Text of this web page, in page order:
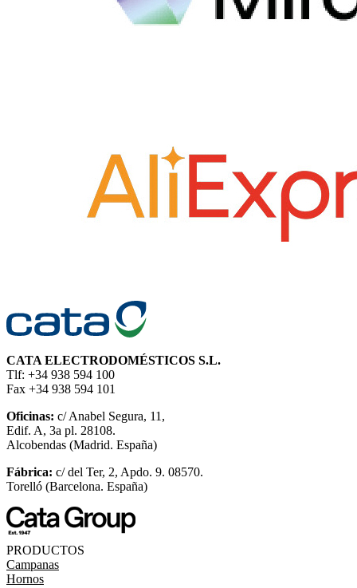
CATA ELECTRODOMÉSTICOS S.L.
Tlf: +34 938 594 100
Fax +34 938 594 101
Oficinas: c/ Anabel Segura, 11,
Edif. A, 3a pl. 28108.
Alcobendas (Madrid. España)
Fábrica: c/ del Ter, 2, Apdo. 9. 08570.
Torelló (Barcelona. España)
PRODUCTOS
Campanas
Hornos